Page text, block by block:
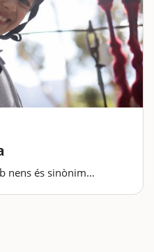
nens és sinònim